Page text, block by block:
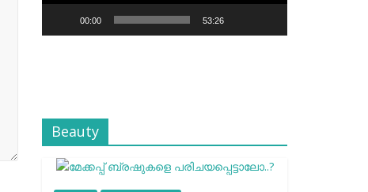
00:00 53:26
Beauty